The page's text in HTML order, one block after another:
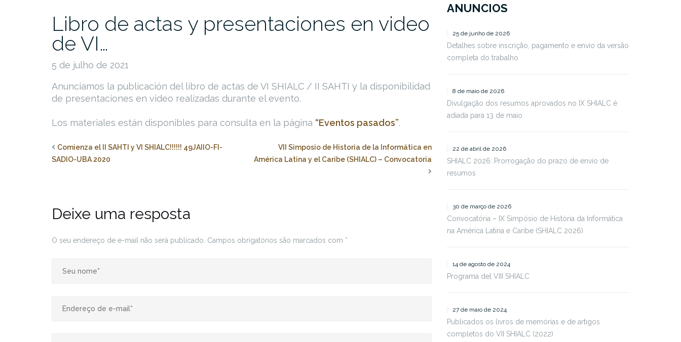
Libro de actas y presentaciones en video
de VI…
5 de julho de 2021
Anunciamos la publicación del libro de actas de VI SHIALC / II SAHTI y la disponibilidad
de presentaciones en video realizadas durante el evento.
Los materiales están disponibles para consulta en la página “Eventos pasados”.
Comienza el II SAHTI y VI SHIALC!!!!!! 49JAIIO-FI-
SADIO-UBA 2020
VII Simposio de Historia de la Informática en
América Latina y el Caribe (SHIALC) – Convocatoria
Deixe uma resposta
O seu endereço de e-mail não será publicado. Campos obrigatórios são marcados com *
ANUNCIOS
25 de junho de 2026
Detalhes sobre inscrição, pagamento e envio da versão
completa do trabalho
8 de maio de 2026
Divulgação dos resumos aprovados no IX SHIALC é
adiada para 13 de maio
22 de abril de 2026
SHIALC 2026: Prorrogação do prazo de envio de
resumos
30 de março de 2026
Convocatória – IX Simpósio de História da Informática
na América Latina e Caribe (SHIALC 2026)
14 de agosto de 2024
Programa del VIII SHIALC
27 de maio de 2024
Publicados os livros de memórias e de artigos
completos do VII SHIALC (2022)